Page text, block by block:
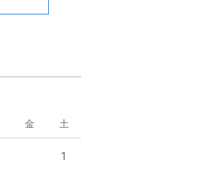
金 土
1